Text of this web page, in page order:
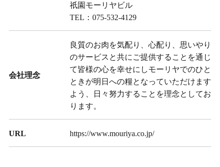
祇園モーリヤビル
TEL： 075-532-4129
会社理念
良質のお肉を気配り、心配り、思いやり
のサービスと共にご提供することを通じ
て皆様の心を幸せにしモーリヤでのひと
ときが明日への糧となっていただけます
よう、日々努力することを理念としてお
ります。
URL https://www.mouriya.co.jp/